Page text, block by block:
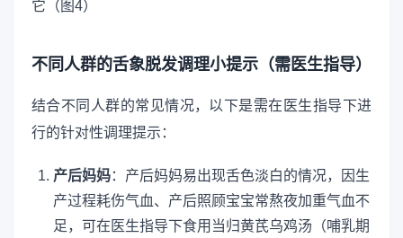
不同人群的舌象脱发调理小提示（需医生指导）
结合不同人群的常见情况，以下是需在医生指导下进
行的针对性调理提示：
产后妈妈：产后妈妈易出现舌色淡白的情况，因生
产过程耗伤气血、产后照顾宝宝常熬夜加重气血不
足，可在医生指导下食用当归黄芪乌鸡汤（哺乳期